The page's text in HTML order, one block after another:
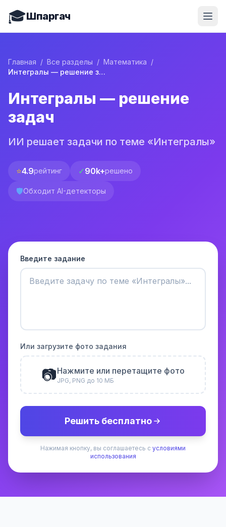
🎓Шпаргач
Главная / Все разделы / Математика /
Интегралы — решение задач
Интегралы — решение
задач
ИИ решает задачи по теме «Интегралы»
⭐4.9рейтинг ✓90k+решено
🛡️Обходит AI-детекторы
Введите задание
Или загрузите фото задания
📷Нажмите или перетащите фото
JPG, PNG до 10 МБ
Решить бесплатно
Нажимая кнопку, вы соглашаетесь с условиями
использования